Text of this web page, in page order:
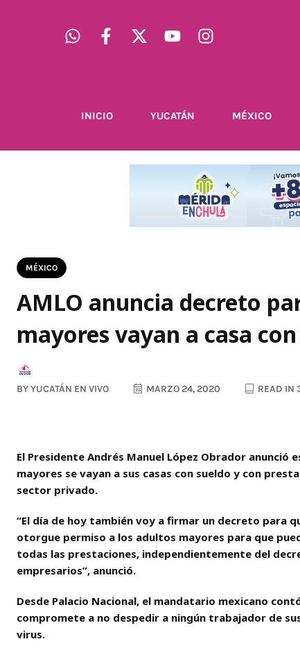
INICIO YUCATÁN MÉXICO
MÉXICO
AMLO anuncia decreto
mayores vayan a casa
BYYUCATÁN EN VIVO MARZO 24, 2020 READ IN
El Presidente Andrés Manuel López Obrador
mayores se vayan a sus casas con sueldo y con
sector privado.
“El día de hoy también voy a firmar un decreto para
otorgue permiso a los adultos mayores para que
todas las prestaciones, independientemente del
empresarios”, anunció.
Desde Palacio Nacional, el mandatario mexicano
compromete a no despedir a ningún trabajador de
virus.